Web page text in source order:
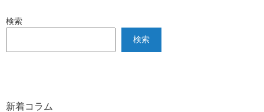
検索
検索
新着コラム